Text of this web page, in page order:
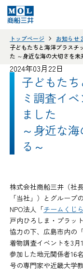
トップページ
お知らせ
子どもたちと海洋プラスチ
た ～身近な海の大切さを未
2024年03月22日
子どもた
ミ調査イ
ました
～身近な
る～
株式会社商船三井（社
「当社」）とグループ
NPO法人「チームくじ
戸内ひろしま・プラッ
協力の下、広島市内の
着物調査イベントを3月
参加した地元関係者16
号の専門家や近畿大学